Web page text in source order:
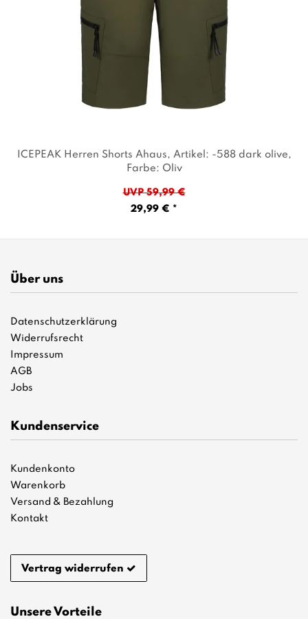
ICEPEAK Herren Shorts Ahaus, Artikel: -588 dark olive,
Farbe: Oliv
UVP 59,99 €
29,99 € *
Über uns
Datenschutzerklärung
Widerrufsrecht
Impressum
AGB
Jobs
Kundenservice
Kundenkonto
Warenkorb
Versand & Bezahlung
Kontakt
Vertrag widerrufen
Unsere Vorteile